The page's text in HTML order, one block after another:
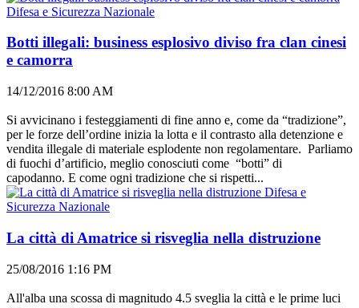
Difesa e Sicurezza Nazionale
Botti illegali: business esplosivo diviso fra clan cinesi
e camorra
14/12/2016 8:00 AM
Si avvicinano i festeggiamenti di fine anno e, come da “tradizione”,
per le forze dell’ordine inizia la lotta e il contrasto alla detenzione e
vendita illegale di materiale esplodente non regolamentare. Parliamo
di fuochi d’artificio, meglio conosciuti come “botti” di
capodanno. E come ogni tradizione che si rispetti...
Difesa e
Sicurezza Nazionale
La città di Amatrice si risveglia nella distruzione
25/08/2016 1:16 PM
All'alba una scossa di magnitudo 4.5 sveglia la città e le prime luci